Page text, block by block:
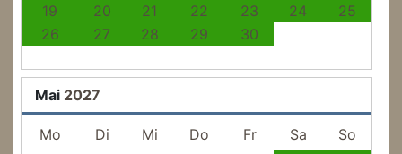
19
20 21 22 23 24
25
26
27 28 29 30
Mai 2027
Mo Di Mi Do Fr Sa
So